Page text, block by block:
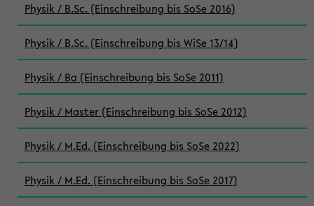
Physik / B.Sc. (Einschreibung bis SoSe 2016)
Physik / B.Sc. (Einschreibung bis WiSe 13/14)
Physik / Ba (Einschreibung bis SoSe 2011)
Physik / Master (Einschreibung bis SoSe 2012)
Physik / M.Ed. (Einschreibung bis SoSe 2022)
Physik / M.Ed. (Einschreibung bis SoSe 2017)